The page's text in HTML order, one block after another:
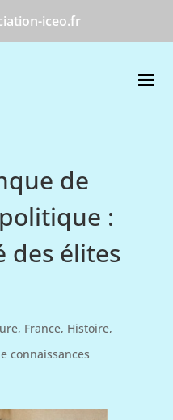
iceo.fr
de
:
des élites
, France, Histoire,
connaissances